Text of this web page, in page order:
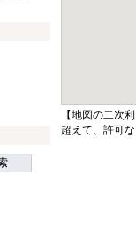
【地図の二次
超えて、許可